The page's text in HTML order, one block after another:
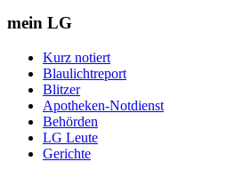
mein LG
Kurz notiert
Blaulichtreport
Blitzer
Apotheken-Notdienst
Behörden
LG Leute
Gerichte